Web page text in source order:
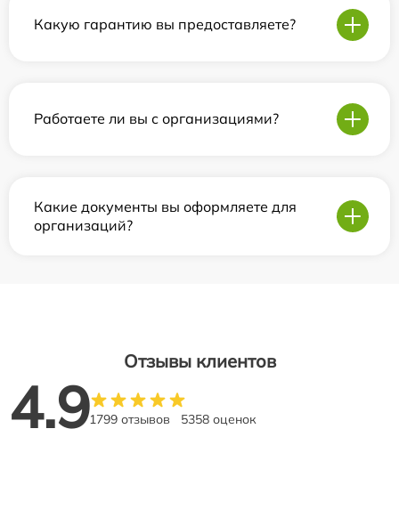
Какую гарантию вы предоставляете?
Работаете ли вы с организациями?
Какие документы вы оформляете для
организаций?
Отзывы клиентов
4.91799 отзывов 5358 оценок